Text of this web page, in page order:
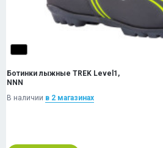
Ботинки лыжные TREK Level1,
NNN
В наличии в 2 магазинах